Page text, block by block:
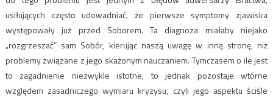
usiłujących często udowadniać, że pierwsze symptomy zjawiska
występowały już przed Soborem. Ta diagnoza miałaby niejako
„rozgrzeszać” sam Sobór, kierując naszą uwagę w inną stronę, niż
problemy związane z jego skażonym nauczaniem. Tymczasem o ile jest
to zagadnienie niezwykle istotne, to jednak pozostaje wtórne
względem zasadniczego wymiaru kryzysu, czyli jego aspektu ściśle